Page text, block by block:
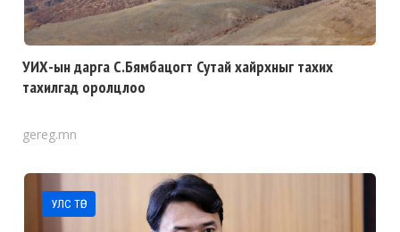
УИХ-ын дарга С.Бямбацогт Сутай хайрхныг тахих
тахилгад оролцлоо
gereg.mn
УЛС ТӨР